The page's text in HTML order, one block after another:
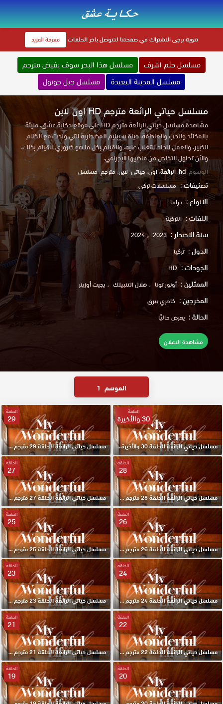
تنويهيرجى الاشتراك في صفحتنا لتتوصل باخر الحلقات معرفة المزيد
مسلسل حلم اشرف
مسلسل هذا البحر سوف يفيض مترجم
مسلسل المدينة البعيدة
مسلسل جبل جونول
مسلسل حياتي الرائعة مترجم HD اون لاين
مشاهدة مسلسل حياتي الرائعة مترجم HD على موقع حكاية عشق. مليئة
بالمكائد والحب والعاطفة. حياة سيبنيم المضطربة التي ولدت مع الظلم
الكبير. والعمل الجاد للتغلب عليه، والقيام بكل ما هو ضروري للقيام بذلك،
والآن تحاول التخلص من ماضيها الإجرامي.
الوسوم:hd،الرائعة،اون،حياتي،لاين،مترجم،مسلسل
تصنيفات : مسلسلات تركي
الانواع : دراما
اللغات : التركية
سنة الاصدار : 2023
2024
الدول : تركيا
الجودات : HD
الممثلين : أونور تونا هلال التنبيلك يجيت أوزينر
المخرجين : كاجري بيرق
الحالة : يعرض حاليًا
مشاهدة الاعلان
الموسم 1
الحلقة
30 والأخيرة
مسلسل حياتي الرائعة الحلقة 30 والأخيرة مترجم HD
الحلقة
29
مسلسل حياتي الرائعة الحلقة 29 مترجم HD
الحلقة
28
مسلسل حياتي الرائعة الحلقة 28 مترجم HD
الحلقة
27
مسلسل حياتي الرائعة الحلقة 27 مترجم HD
الحلقة
26
مسلسل حياتي الرائعة الحلقة 26 مترجم HD
الحلقة
25
مسلسل حياتي الرائعة الحلقة 25 مترجم HD
الحلقة
24
مسلسل حياتي الرائعة الحلقة 24 مترجم HD
الحلقة
23
مسلسل حياتي الرائعة الحلقة 23 مترجم HD
الحلقة
22
مسلسل حياتي الرائعة الحلقة 22 مترجم HD
الحلقة
21
مسلسل حياتي الرائعة الحلقة 21 مترجم HD
الحلقة
20
الحلقة
19